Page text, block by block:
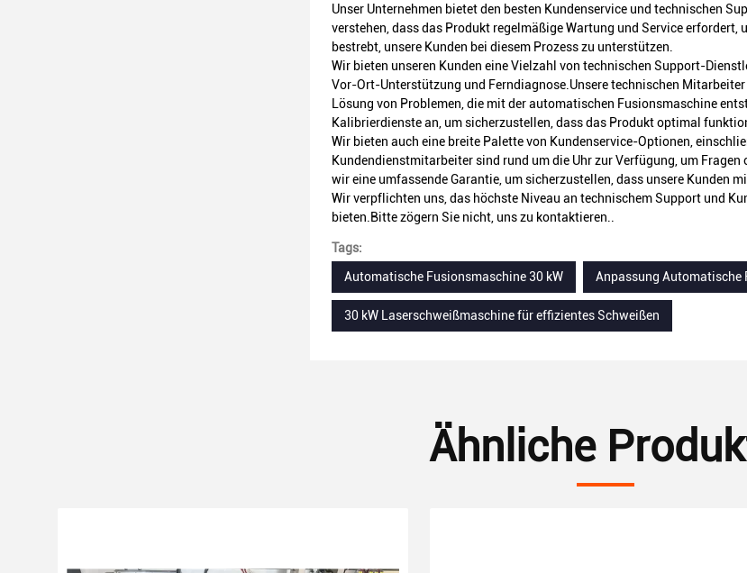
Unser Unternehmen bietet den besten Kundenservice und technischen
verstehen, dass das Produkt regelmäßige Wartung und Service
bestrebt, unsere Kunden bei diesem Prozess zu unterstützen.
Wir bieten unseren Kunden eine Vielzahl von technischen Support-
Vor-Ort-Unterstützung und Ferndiagnose.Unsere technischen
Lösung von Problemen, die mit der automatischen Fusionsmaschine
Kalibrierdienste an, um sicherzustellen, dass das Produkt optimal
Wir bieten auch eine breite Palette von Kundenservice-Optionen,
Kundendienstmitarbeiter sind rund um die Uhr zur Verfügung, um
wir eine umfassende Garantie, um sicherzustellen, dass unsere Kunden
Wir verpflichten uns, das höchste Niveau an technischem Support und
bieten.Bitte zögern Sie nicht, uns zu kontaktieren..
Tags:
Automatische Fusionsmaschine 30 kW
Anpassung Automatische
30 kW Laserschweißmaschine für effizientes Schweißen
Ähnliche